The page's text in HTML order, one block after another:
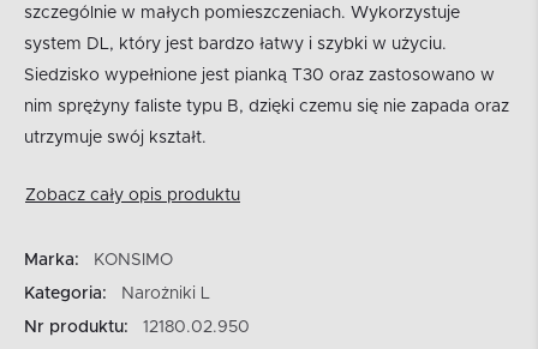
szczególnie w małych pomieszczeniach. Wykorzystuje
system DL, który jest bardzo łatwy i szybki w użyciu.
Siedzisko wypełnione jest pianką T30 oraz zastosowano w
nim sprężyny faliste typu B, dzięki czemu się nie zapada oraz
utrzymuje swój kształt.
Zobacz cały opis produktu
Marka:
KONSIMO
Kategoria:
Narożniki L
Nr produktu:
12180.02.950